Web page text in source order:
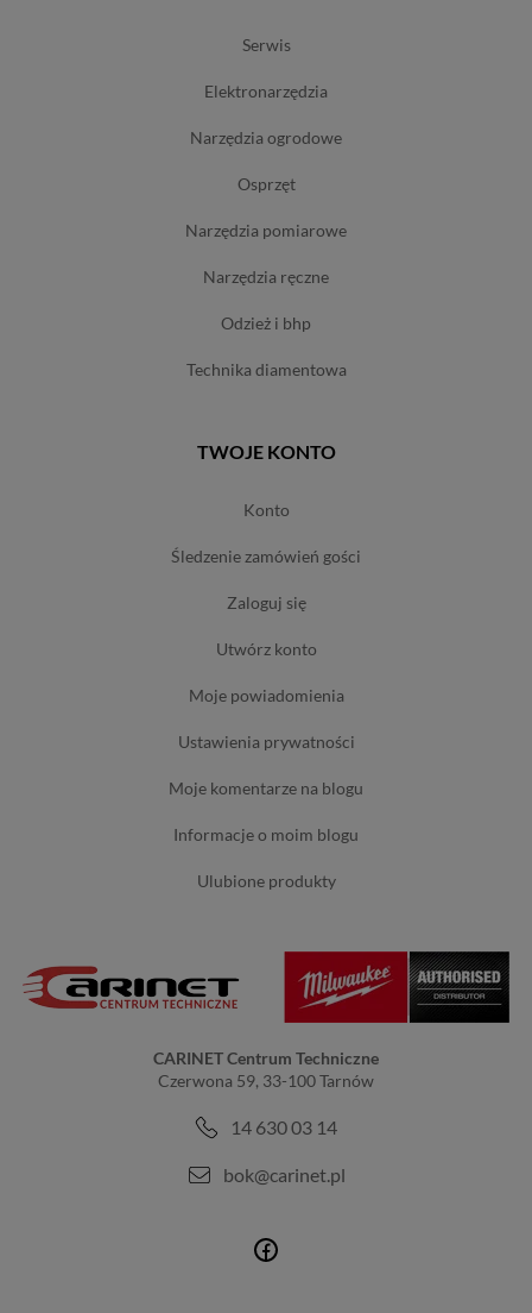
serwis
elektronarzędzia
narzędzia ogrodowe
osprzęt
narzędzia pomiarowe
narzędzia ręczne
odzież i bhp
technika diamentowa
TWOJE KONTO
konto
śledzenie zamówień gości
zaloguj się
utwórz konto
moje powiadomienia
ustawienia prywatności
moje komentarze na blogu
informacje o moim blogu
ulubione produkty
CARINET Centrum Techniczne
Czerwona 59, 33-100 Tarnów
14 630 03 14
bok@carinet.pl